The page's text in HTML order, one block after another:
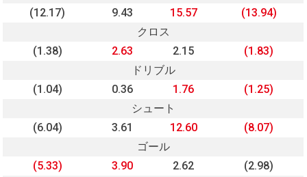
(12.17)
9.43 15.57
(13.94)
クロス
(1.38)
2.63 2.15
(1.83)
ドリブル
(1.04)
0.36 1.76
(1.25)
シュート
(6.04)
3.61 12.60
(8.07)
ゴール
(5.33)
3.90 2.62
(2.98)